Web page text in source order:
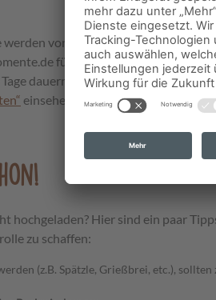
von unserem Team geprüft
für alle zu einem besonders
dauern – den Status deines
einsehen.
hochgeladen? Hier sind ein paar
zu schaffen:
(z.B. Spätzle, Grießbrei, etc.),